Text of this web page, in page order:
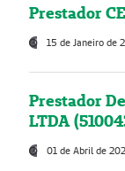
Prestador
15 de Janeiro de
Prestador
LTDA
01 de Abril de